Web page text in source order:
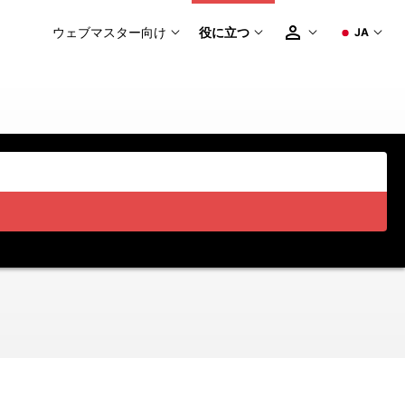
ウェブマスター向け 役に立つ JA